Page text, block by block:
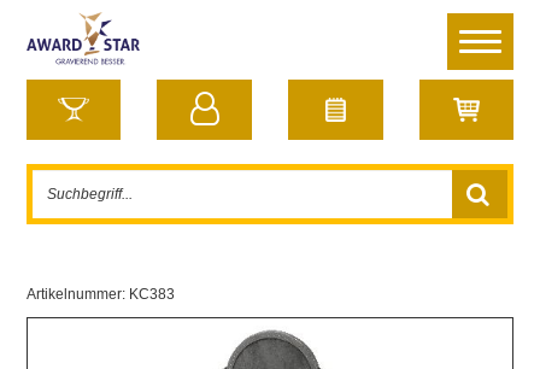
Artikelnummer: KC383